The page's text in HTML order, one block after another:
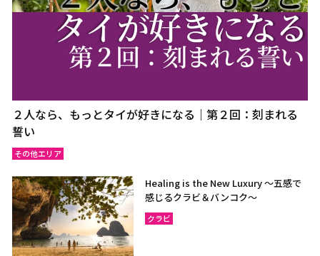
カラシン
ルーイ
サコンナコーン
ナコーンパノム
ノーンカーイ
ノーンブアランプー
ローイエット
マハーサーラカーム
ブリーラム
ヤソートーン
シーサケート
北イサーン
南イサーン
パタヤ（チョンブリー）
２人なら、もっとタイが好きになる｜第２回：刻まれる
誓い
その他エリア
Healing is the New Luxury ～五感で
感じるクラビ＆バンコク～
クラビ